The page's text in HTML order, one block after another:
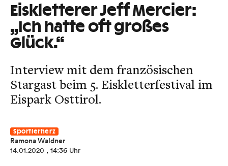
Eiskletterer Jeff Mercier:
„Ich hatte oft großes
Glück.“
Interview mit dem französischen
Stargast beim 5. Eiskletterfestival im
Eispark Osttirol.
Sportlerherz
Ramona Waldner
14.01.2020 , 14:36 Uhr